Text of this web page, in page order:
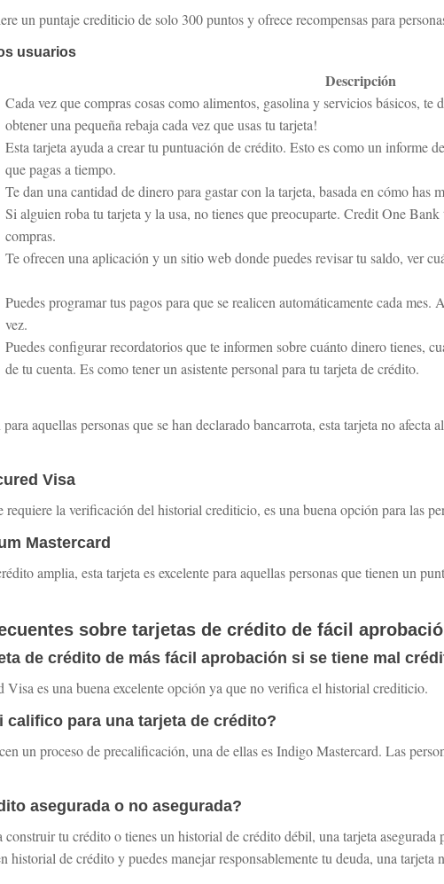
un puntaje crediticio de solo 300 puntos y ofrece recompensas para
usuarios
Descripción
Cada vez que compras cosas como alimentos, gasolina y servicios básicos, te
obtener una pequeña rebaja cada vez que usas tu tarjeta!
Esta tarjeta ayuda a crear tu puntuación de crédito. Esto es como un informe
que pagas a tiempo.
Te dan una cantidad de dinero para gastar con la tarjeta, basada en cómo has
Si alguien roba tu tarjeta y la usa, no tienes que preocuparte. Credit One
compras.
Te ofrecen una aplicación y un sitio web donde puedes revisar tu saldo, ver
Puedes programar tus pagos para que se realicen automáticamente cada
vez.
Puedes configurar recordatorios que te informen sobre cuánto dinero tienes,
de tu cuenta. Es como tener un asistente personal para tu tarjeta de crédito.
aquellas personas que se han declarado bancarrota, esta tarjeta no afecta
Visa
requiere la verificación del historial crediticio, es una buena opción para las
Mastercard
amplia, esta tarjeta es excelente para aquellas personas que tienen un
sobre tarjetas de crédito de fácil
de crédito de más fácil aprobación si se tiene mal
Visa es una buena excelente opción ya que no verifica el historial crediticio.
califico para una tarjeta de crédito?
un proceso de precalificación, una de ellas es Indigo Mastercard. Las
asegurada o no asegurada?
construir tu crédito o tienes un historial de crédito débil, una tarjeta
historial de crédito y puedes manejar responsablemente tu deuda, una tarjeta